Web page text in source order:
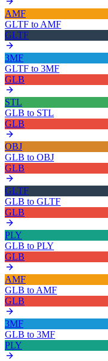
AMF
GLTF to AMF
GLTF
3MF
GLTF to 3MF
GLB
STL
GLB to STL
GLB
OBJ
GLB to OBJ
GLB
GLTF
GLB to GLTF
GLB
PLY
GLB to PLY
GLB
AMF
GLB to AMF
GLB
3MF
GLB to 3MF
PLY